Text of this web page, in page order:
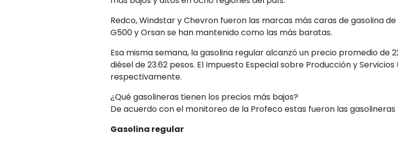
Redco, Windstar y Chevron fueron las marcas más caras de gasolina
G500 y Orsan se han mantenido como las más baratas.
Esa misma semana, la gasolina regular alcanzó un precio promedio de
diésel de 23.62 pesos. El Impuesto Especial sobre Producción y Servicios
respectivamente.
¿Qué gasolineras tienen los precios más bajos?
De acuerdo con el monitoreo de la Profeco estas fueron las
Gasolina regular